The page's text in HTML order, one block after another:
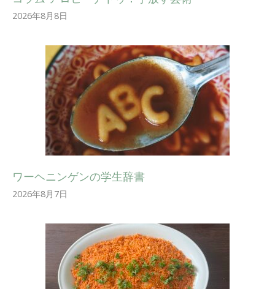
2026年8月8日
ワーヘニンゲンの学生辞書
2026年8月7日